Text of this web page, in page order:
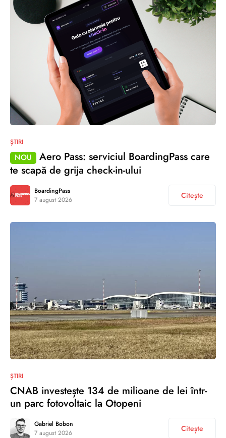
ȘTIRI
NOU
Aero Pass: serviciul BoardingPass care
te scapă de grija check-in-ului
BoardingPass
7 august 2026
Citește
ȘTIRI
CNAB investește 134 de milioane de lei într-
un parc fotovoltaic la Otopeni
Gabriel Bobon
7 august 2026
Citește